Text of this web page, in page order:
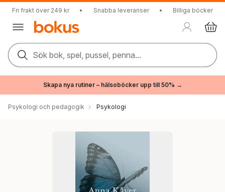
Fri frakt över 249 kr • Snabba leveranser • Billiga böcker
Sök bok, spel, pussel, penna...
Skapa nya rutiner – hälsoböcker upp till 50% →
Psykologi och pedagogik Psykologi